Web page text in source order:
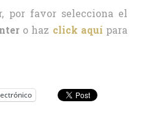
por favor selecciona el
o haz click aquí para